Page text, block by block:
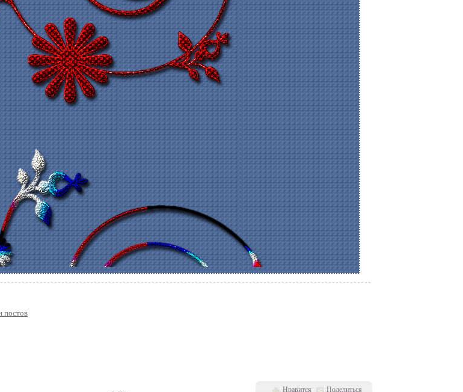
постов
Нравится Поделиться